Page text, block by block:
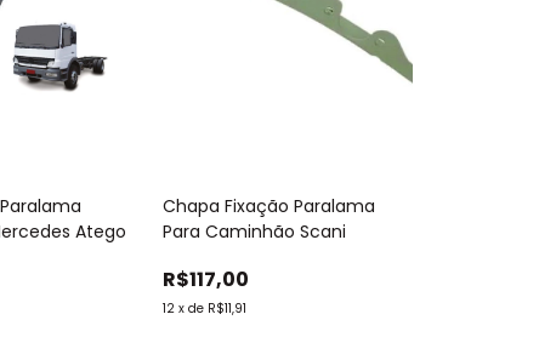
Atego
Chapa Fixação Paralama
Para Caminhão Scani
R$117,00
12 x de R$11,91